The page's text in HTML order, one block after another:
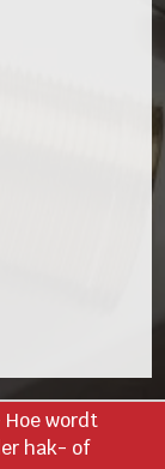
Hoe wordt
hak- of